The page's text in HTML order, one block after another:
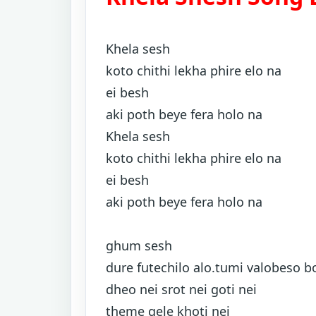
Khela sesh
koto chithi lekha phire elo na
ei besh
aki poth beye fera holo na
Khela sesh
koto chithi lekha phire elo na
ei besh
aki poth beye fera holo na
ghum sesh
dure futechilo alo.tumi valobeso
dheo nei srot nei goti nei
theme gele khoti nei